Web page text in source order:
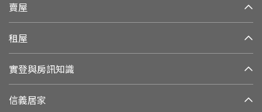
賣屋
租屋
實登與房訊知識
信義居家